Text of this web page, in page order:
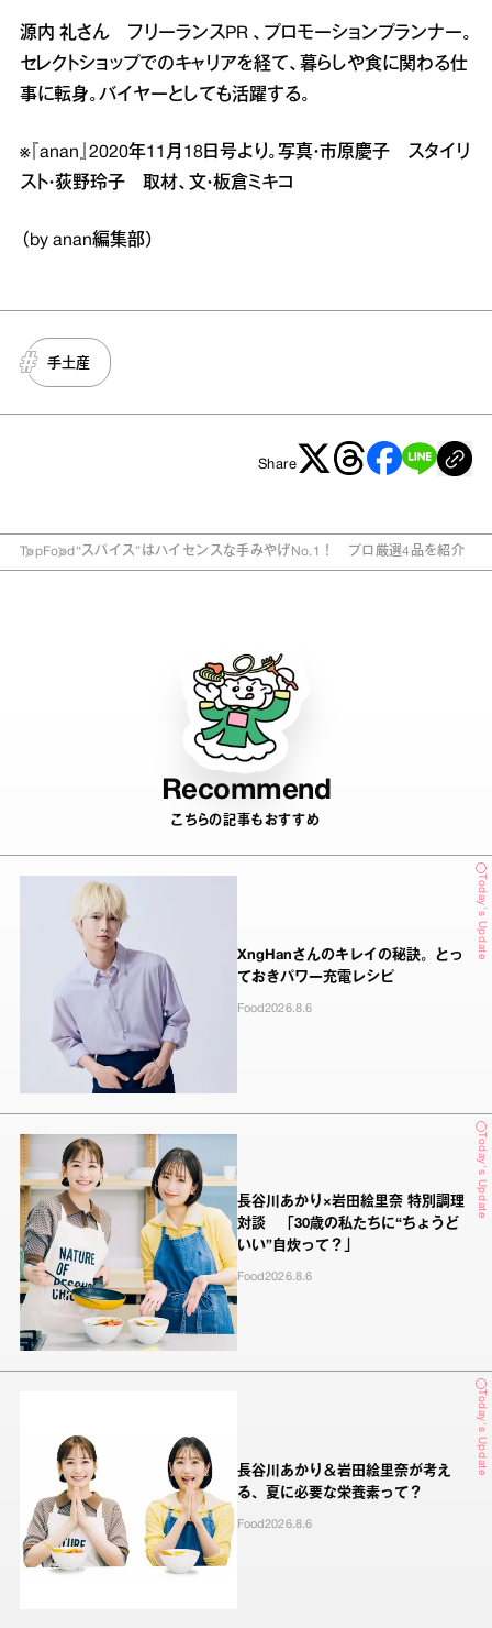
源内 礼さん フリーランスPR 、プロモーションプランナー。
セレクトショップでのキャリアを経て、暮らしや食に関わる仕
事に転身。バイヤーとしても活躍する。
※『anan』2020年11月18日号より。写真・市原慶子 スタイリ
スト・荻野玲子 取材、文・板倉ミキコ
（by anan編集部）
手土産
Share
TopFood “スパイス”はハイセンスな手みやげNo.1！ プロ厳選4品を紹介
Recommend
こちらの記事もおすすめ
Today's Update
XngHanさんのキレイの秘訣。とっ
ておきパワー充電レシピ
Food2026.8.6
Today's Update
長谷川あかり×岩田絵里奈 特別調理
対談 「30歳の私たちに“ちょうど
いい”自炊って？」
Food2026.8.6
Today's Update
長谷川あかり＆岩田絵里奈が考え
る、夏に必要な栄養素って？
Food2026.8.6